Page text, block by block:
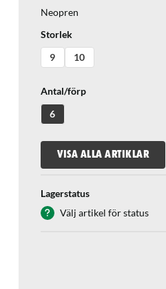
Neopren
Storlek
9
10
Antal/förp
6
VISA ALLA ARTIKLAR
Lagerstatus
Välj artikel för status